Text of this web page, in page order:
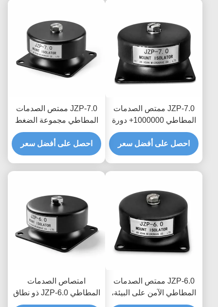
JZP-7.0 ممتص الصدمات
المطاطي 1000000+ دورة
التعب المثبط التحديثي
للمعدات القديمة
احصل على أفضل سعر
JZP-7.0 ممتص الصدمات
المطاطي مجموعة الضغط
المنخفض مرونة دائمة نسبة
التخميد الأمثل للآلات الثقيلة
احصل على أفضل سعر
JZP-6.0 ممتص الصدمات
المطاطي الآمن على البيئة،
مخمد ذاتي التشحيم خالي
امتصاص الصدمات
المطاطي JZP-6.0 ذو نطاق
درجة الحرارة الواسع لتصفية